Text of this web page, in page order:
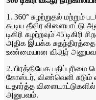
1. 360° சுழற்றுதல் மற்றும்
கூடிய தீவிர விளையாட்டு
டிகிரி சுழற்றவும் 45
அதிக இயக்க சுதந்திரத்தை
உண்மையான விஆர்
2. பிரத்தியேக
கோஸ்டர், விண்வெளி சுடும்
யதார்த்த விளையாட்டுகளில்
அனுபவம்.